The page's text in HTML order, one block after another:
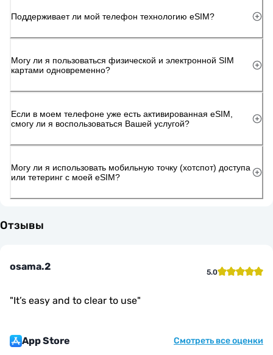
Поддерживает ли мой телефон технологию eSIM?
Могу ли я пользоваться физической и электронной SIM
картами одновременно?
Если в моем телефоне уже есть активированная eSIM,
смогу ли я воспользоваться Вашей услугой?
Могу ли я использовать мобильную точку (хотспот) доступа
или тетеринг с моей eSIM?
Отзывы
osama.2 5.0
"It’s easy and to clear to use"
App Store Смотреть все оценки